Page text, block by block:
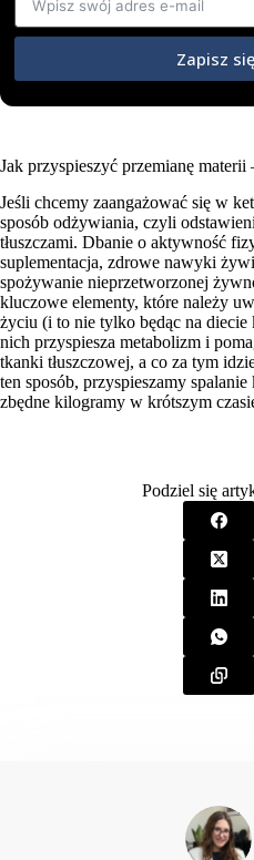
Zapisz
Jak przyspieszyć przemianę materii
Jeśli chcemy zaangażować się w
sposób odżywiania, czyli
tłuszczami. Dbanie o aktywność
suplementacja, zdrowe nawyki
spożywanie nieprzetworzonej
kluczowe elementy, które należy
życiu (i to nie tylko będąc na
nich przyspiesza metabolizm i
tkanki tłuszczowej, a co za tym
ten sposób, przyspieszamy
zbędne kilogramy w krótszym
Podziel się